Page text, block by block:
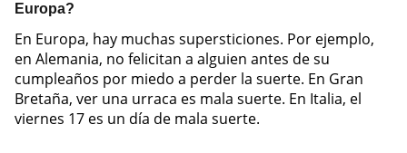
Europa?
En Europa, hay muchas supersticiones. Por ejemplo,
en Alemania, no felicitan a alguien antes de su
cumpleaños por miedo a perder la suerte. En Gran
Bretaña, ver una urraca es mala suerte. En Italia, el
viernes 17 es un día de mala suerte.